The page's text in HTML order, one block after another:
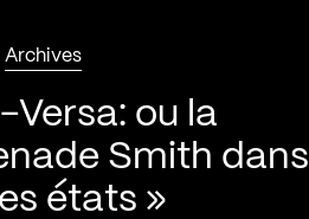
Archives
Versa: ou la
Smith dans
états »